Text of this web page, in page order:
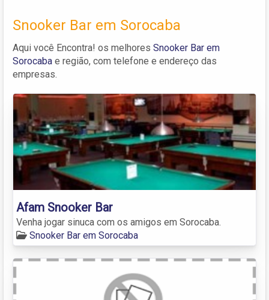
Snooker Bar em Sorocaba
Aqui você Encontra! os melhores Snooker Bar em
Sorocaba e região, com telefone e endereço das
empresas.
Afam Snooker Bar
Venha jogar sinuca com os amigos em Sorocaba.
Snooker Bar em Sorocaba